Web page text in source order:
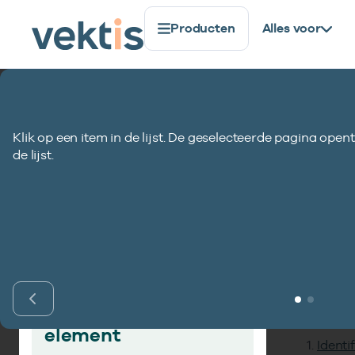
Producten Alles voor
Begindatum
Vind gegevens­
element
Klik op een item in de lijst. De geselecteerde pagina
de lijst.